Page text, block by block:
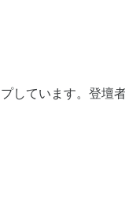
しています。登壇